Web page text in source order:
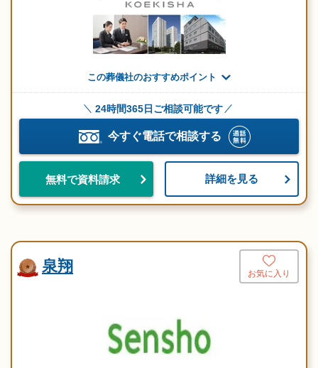
この葬儀社のおすすめポイント
24時間365日ご相談可能です
今すぐ電話で相談する
無料で資料請求 詳細を見る
泉翔 お気に入り